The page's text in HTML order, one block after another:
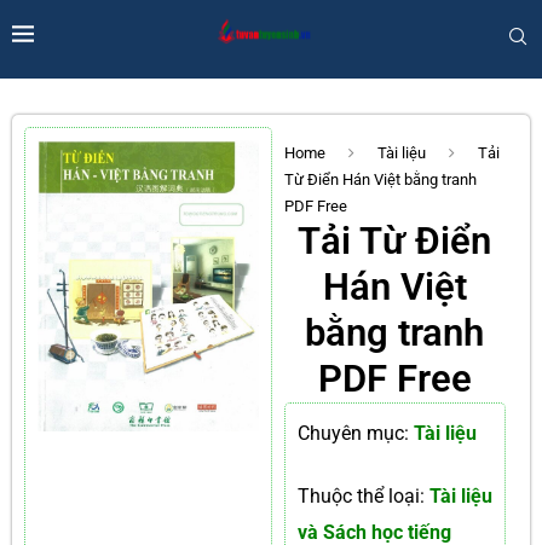
Home Tài liệu
Tải
Từ Điển Hán Việt bằng tranh
PDF Free
Tải Từ Điển
Hán Việt
bằng tranh
PDF Free
Chuyên mục: Tài liệu
Thuộc thể loại: Tài liệu
và Sách học tiếng